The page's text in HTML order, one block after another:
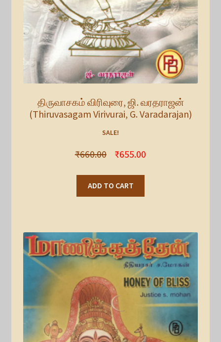
திருவாசகம் விரிவுரை, ஜி. வரதராஜன்
(Thiruvasagam Virivurai, G. Varadarajan)
SALE!
₹660.00 ₹655.00
ADD TO CART